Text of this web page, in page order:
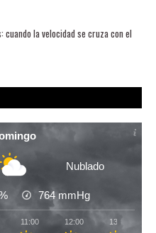
cuando la velocidad se cruza con el
Nublado
764 mmHg
11:00 12:00 13:00